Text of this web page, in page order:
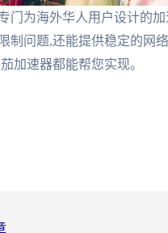
门为海外华人用户设计的
制问题,还能提供稳定的网
加速器都能帮您实现。